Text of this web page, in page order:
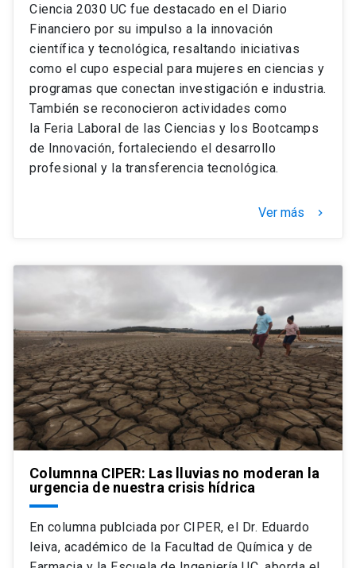
Ciencia 2030 UC fue destacado en el Diario
Financiero por su impulso a la innovación
científica y tecnológica, resaltando iniciativas
como el cupo especial para mujeres en ciencias y
programas que conectan investigación e industria.
También se reconocieron actividades como
la Feria Laboral de las Ciencias y los Bootcamps
de Innovación, fortaleciendo el desarrollo
profesional y la transferencia tecnológica.
Ver más keyboard_arrow_right
Columnna CIPER: Las lluvias no moderan la
urgencia de nuestra crisis hídrica
En columna publciada por CIPER, el Dr. Eduardo
leiva, académico de la Facultad de Química y de